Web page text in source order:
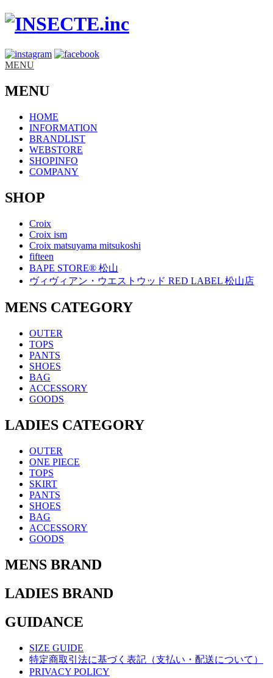
MENU
MENU
HOME
INFORMATION
BRANDLIST
WEBSTORE
SHOPINFO
COMPANY
SHOP
Croix
Croix ism
Croix matsuyama mitsukoshi
fifteen
BAPE STORE® 松山
ヴィヴィアン・ウエストウッド RED LABEL 松山店
MENS CATEGORY
OUTER
TOPS
PANTS
SHOES
BAG
ACCESSORY
GOODS
LADIES CATEGORY
OUTER
ONE PIECE
TOPS
SKIRT
PANTS
SHOES
BAG
ACCESSORY
GOODS
MENS BRAND
LADIES BRAND
GUIDANCE
SIZE GUIDE
特定商取引法に基づく表記（支払い・配送について）
PRIVACY POLICY